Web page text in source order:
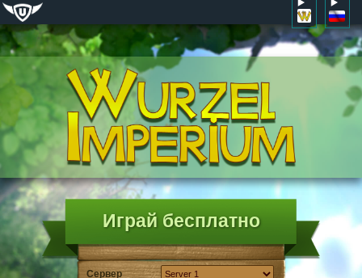
Играй бесплатно
Сервер